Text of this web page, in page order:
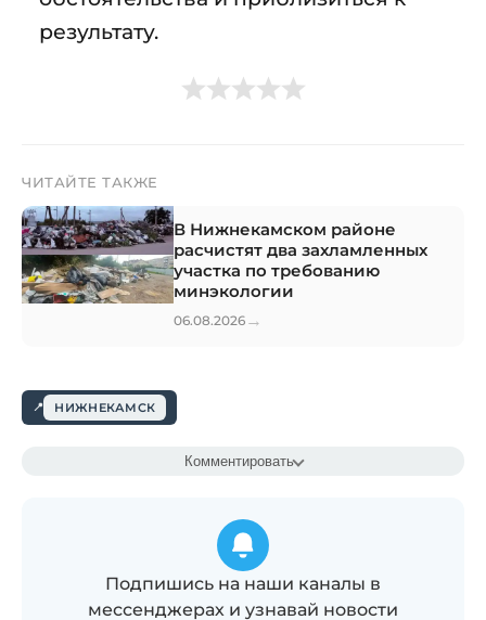
результату.
ЧИТАЙТЕ ТАКЖЕ
В Нижнекамском районе
расчистят два захламленных
участка по требованию
минэкологии
06.08.2026 →
НИЖНЕКАМСК
Комментировать
Подпишись на наши каналы в
мессенджерах и узнавай новости